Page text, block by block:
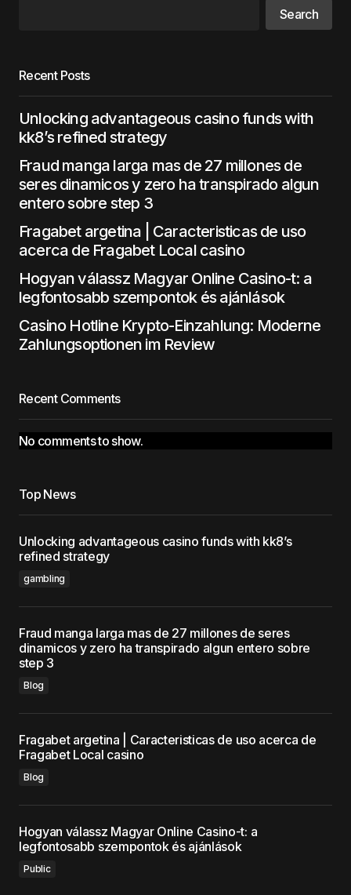
Search
Recent Posts
Unlocking advantageous casino funds with
kk8’s refined strategy
Fraud manga larga mas de 27 millones de
seres dinamicos y zero ha transpirado algun
entero sobre step 3
Fragabet argetina | Caracteristicas de uso
acerca de Fragabet Local casino
Hogyan válassz Magyar Online Casino-t: a
legfontosabb szempontok és ajánlások
Casino Hotline Krypto-Einzahlung: Moderne
Zahlungsoptionen im Review
Recent Comments
No comments to show.
Top News
Unlocking advantageous casino funds with kk8’s
refined strategy
gambling
Fraud manga larga mas de 27 millones de seres
dinamicos y zero ha transpirado algun entero sobre
step 3
Blog
Fragabet argetina | Caracteristicas de uso acerca de
Fragabet Local casino
Blog
Hogyan válassz Magyar Online Casino-t: a
legfontosabb szempontok és ajánlások
Public